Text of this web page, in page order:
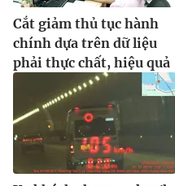
Cắt giảm thủ tục hành
chính dựa trên dữ liệu
phải thực chất, hiệu quả